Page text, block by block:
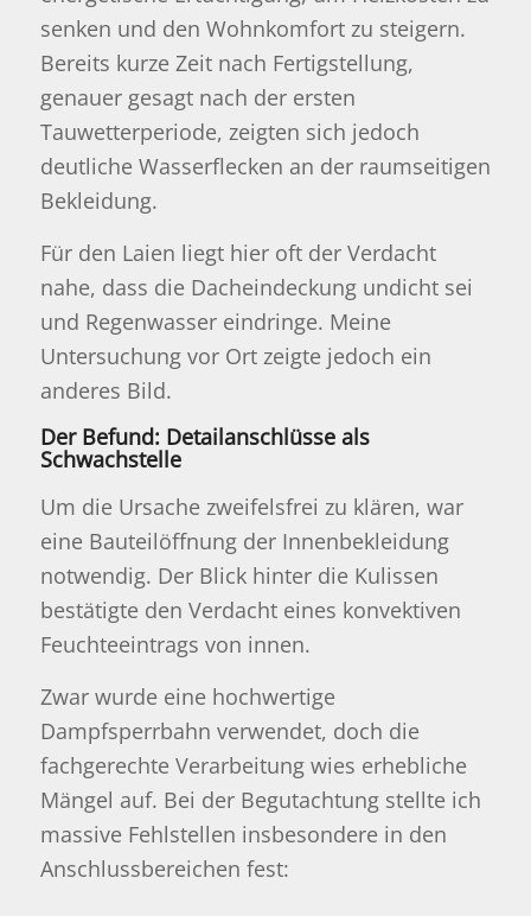
senken und den Wohnkomfort zu steigern.
Bereits kurze Zeit nach Fertigstellung,
genauer gesagt nach der ersten
Tauwetterperiode, zeigten sich jedoch
deutliche Wasserflecken an der raumseitigen
Bekleidung.
Für den Laien liegt hier oft der Verdacht
nahe, dass die Dacheindeckung undicht sei
und Regenwasser eindringe. Meine
Untersuchung vor Ort zeigte jedoch ein
anderes Bild.
Der Befund: Detailanschlüsse als
Schwachstelle
Um die Ursache zweifelsfrei zu klären, war
eine Bauteilöffnung der Innenbekleidung
notwendig. Der Blick hinter die Kulissen
bestätigte den Verdacht eines konvektiven
Feuchteeintrags von innen.
Zwar wurde eine hochwertige
Dampfsperrbahn verwendet, doch die
fachgerechte Verarbeitung wies erhebliche
Mängel auf. Bei der Begutachtung stellte ich
massive Fehlstellen insbesondere in den
Anschlussbereichen fest: